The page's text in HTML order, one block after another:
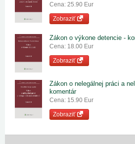
Cena: 25.90 Eur
Zobraziť
Zákon o výkone detencie -
Cena: 18.00 Eur
Zobraziť
Zákon o nelegálnej práci a
komentár
Cena: 15.90 Eur
Zobraziť